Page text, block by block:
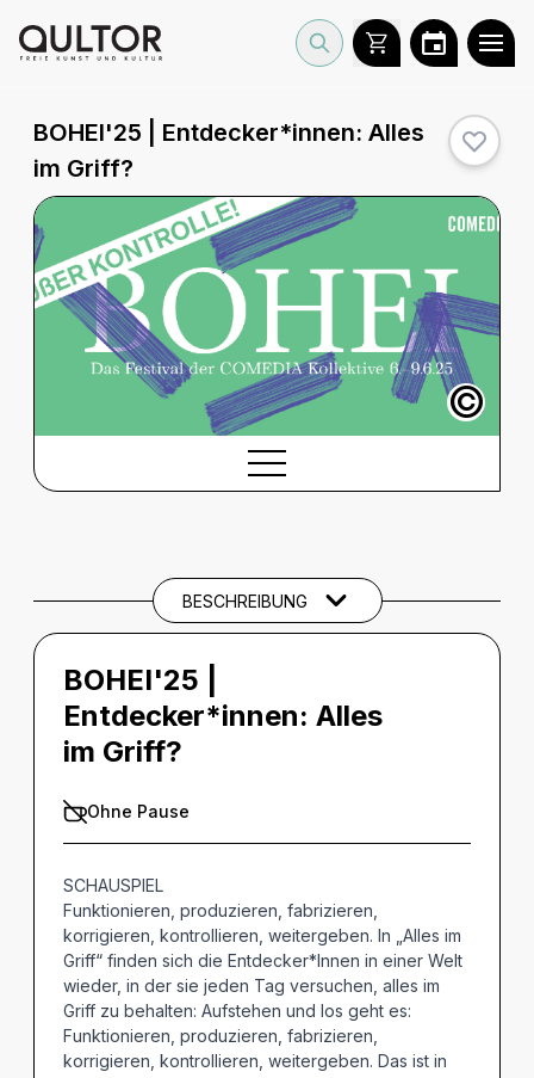
BOHEI'25 | Entdecker*innen: Alles
im Griff?
©
BESCHREIBUNG
BOHEI'25 |
Entdecker*innen: Alles
im Griff?
Ohne Pause
SCHAUSPIEL
Funktionieren, produzieren, fabrizieren,
korrigieren, kontrollieren, weitergeben. In „Alles im
Griff“ finden sich die Entdecker*Innen in einer Welt
wieder, in der sie jeden Tag versuchen, alles im
Griff zu behalten: Aufstehen und los geht es:
Funktionieren, produzieren, fabrizieren,
korrigieren, kontrollieren, weitergeben. Das ist in